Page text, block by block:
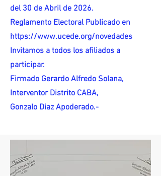
del 30 de Abril de 2026.
Reglamento Electoral Publicado en
https://www.ucede.org/novedades
Invitamos a todos los afiliados a
participar.
Firmado Gerardo Alfredo Solana,
Interventor Distrito CABA,
Gonzalo Diaz Apoderado.-